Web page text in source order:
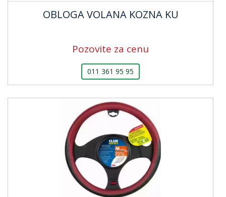
OBLOGA VOLANA KOZNA KU
Pozovite za cenu
011 361 95 95